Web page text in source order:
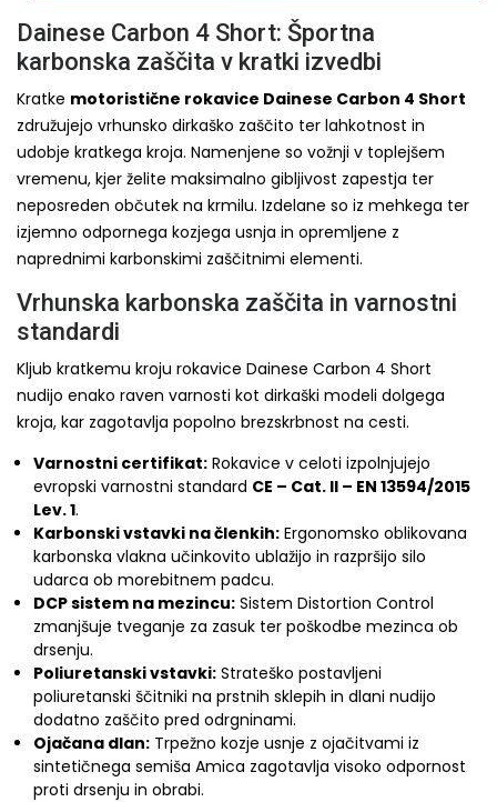
Dainese Carbon 4 Short: Športna
karbonska zaščita v kratki izvedbi
Kratke motoristične rokavice Dainese Carbon 4 Short
združujejo vrhunsko dirkaško zaščito ter lahkotnost in
udobje kratkega kroja. Namenjene so vožnji v toplejšem
vremenu, kjer želite maksimalno gibljivost zapestja ter
neposreden občutek na krmilu. Izdelane so iz mehkega ter
izjemno odpornega kozjega usnja in opremljene z
naprednimi karbonskimi zaščitnimi elementi.
Vrhunska karbonska zaščita in varnostni
standardi
Kljub kratkemu kroju rokavice Dainese Carbon 4 Short
nudijo enako raven varnosti kot dirkaški modeli dolgega
kroja, kar zagotavlja popolno brezskrbnost na cesti.
Varnostni certifikat: Rokavice v celoti izpolnjujejo
evropski varnostni standard CE – Cat. II – EN 13594/2015
Lev. 1.
Karbonski vstavki na členkih: Ergonomsko oblikovana
karbonska vlakna učinkovito ublažijo in razpršijo silo
udarca ob morebitnem padcu.
DCP sistem na mezincu: Sistem Distortion Control
zmanjšuje tveganje za zasuk ter poškodbe mezinca ob
drsenju.
Poliuretanski vstavki: Strateško postavljeni
poliuretanski ščitniki na prstnih sklepih in dlani nudijo
dodatno zaščito pred odrgninami.
Ojačana dlan: Trpežno kozje usnje z ojačitvami iz
sintetičnega semiša Amica zagotavlja visoko odpornost
proti drsenju in obrabi.